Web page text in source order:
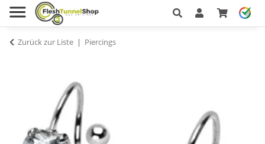
Zurück zur Liste Piercings